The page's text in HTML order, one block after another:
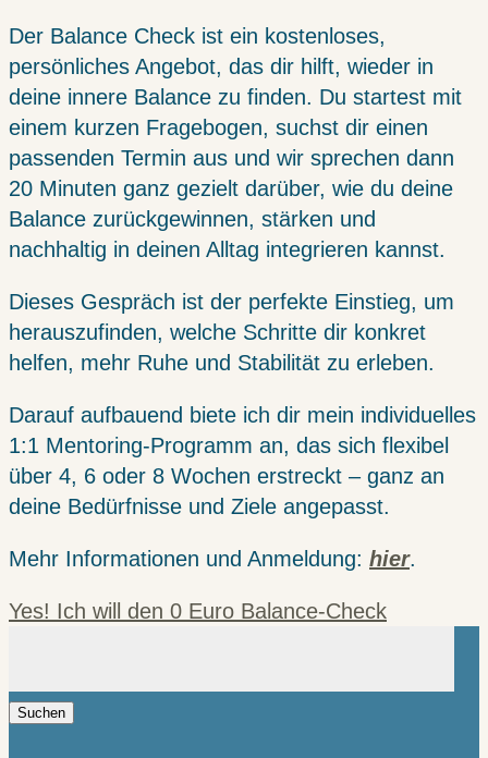
Der Balance Check ist ein kostenloses,
persönliches Angebot, das dir hilft, wieder in
deine innere Balance zu finden. Du startest mit
einem kurzen Fragebogen, suchst dir einen
passenden Termin aus und wir sprechen dann
20 Minuten ganz gezielt darüber, wie du deine
Balance zurückgewinnen, stärken und
nachhaltig in deinen Alltag integrieren kannst.
Dieses Gespräch ist der perfekte Einstieg, um
herauszufinden, welche Schritte dir konkret
helfen, mehr Ruhe und Stabilität zu erleben.
Darauf aufbauend biete ich dir mein individuelles
1:1 Mentoring-Programm an, das sich flexibel
über 4, 6 oder 8 Wochen erstreckt – ganz an
deine Bedürfnisse und Ziele angepasst.
Mehr Informationen und Anmeldung: hier.
Yes! Ich will den 0 Euro Balance-Check